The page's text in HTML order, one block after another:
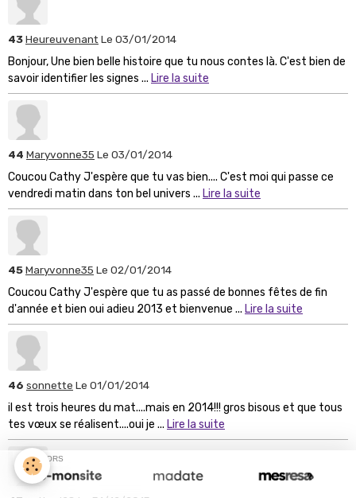
43Heureuvenant Le 03/01/2014
Bonjour, Une bien belle histoire que tu nous contes là. C'est bien de
savoir identifier les signes ... Lire la suite
44 Maryvonne35 Le 03/01/2014
Coucou Cathy J'espère que tu vas bien.... C'est moi qui passe ce
vendredi matin dans ton bel univers ... Lire la suite
45Maryvonne35 Le 02/01/2014
Coucou Cathy J'espère que tu as passé de bonnes fêtes de fin
d'année et bien oui adieu 2013 et bienvenue ... Lire la suite
46 sonnette Le 01/01/2014
il est trois heures du mat....mais en 2014!!! gros bisous et que tous
tes vœux se réalisent....oui je ... Lire la suite
SPONSORS